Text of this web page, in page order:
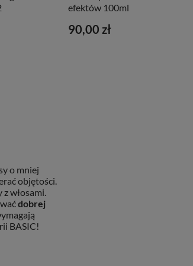
efektów 100ml
90,00 zł
o mniej
objętości.
włosami.
dobrej
BASIC!